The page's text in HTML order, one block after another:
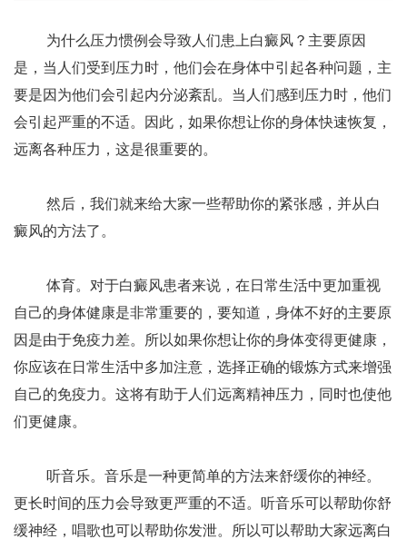
为什么压力惯例会导致人们患上白癜风？主要原因
是，当人们受到压力时，他们会在身体中引起各种问题，主
要是因为他们会引起内分泌紊乱。当人们感到压力时，他们
会引起严重的不适。因此，如果你想让你的身体快速恢复，
远离各种压力，这是很重要的。
然后，我们就来给大家一些帮助你的紧张感，并从白
癜风的方法了。
体育。对于白癜风患者来说，在日常生活中更加重视
自己的身体健康是非常重要的，要知道，身体不好的主要原
因是由于免疫力差。所以如果你想让你的身体变得更健康，
你应该在日常生活中多加注意，选择正确的锻炼方式来增强
自己的免疫力。这将有助于人们远离精神压力，同时也使他
们更健康。
听音乐。音乐是一种更简单的方法来舒缓你的神经。
更长时间的压力会导致更严重的不适。听音乐可以帮助你舒
缓神经，唱歌也可以帮助你发泄。所以可以帮助大家远离白